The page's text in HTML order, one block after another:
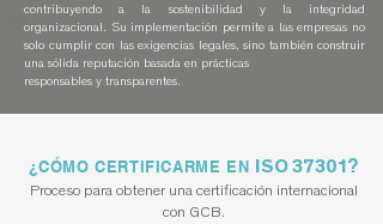
contribuyendo a la sostenibilidad y la integridad
organizacional. Su implementación permite a las empresas no
solo cumplir con las exigencias legales, sino también construir
una sólida reputación basada en prácticas
responsables y transparentes.
¿CÓMO CERTIFICARME EN ISO 37301?
​Proceso para obtener una certificación internacional
con GCB.